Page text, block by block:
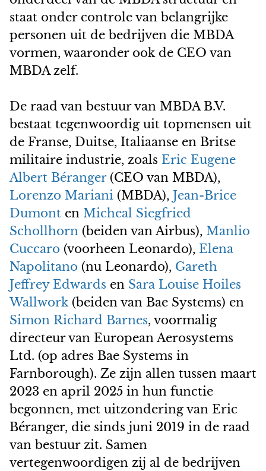
staat onder controle van belangrijke
personen uit de bedrijven die MBDA
vormen, waaronder ook de CEO van
MBDA zelf.
De raad van bestuur van MBDA B.V.
bestaat tegenwoordig uit topmensen uit
de Franse, Duitse, Italiaanse en Britse
militaire industrie, zoals Eric Eugene
Albert Béranger(CEO van MBDA),
Lorenzo Mariani (MBDA), Jean-Brice
Dumont en Micheal Siegfried
Schollhorn (beiden van Airbus), Manlio
Cuccaro (voorheen Leonardo), Elena
Napolitano (nu Leonardo), Gareth
Jeffrey Edwards en Sara Louise Hoiles
Wallwork(beiden van Bae Systems) en
Simon Richard Barnes, voormalig
directeur van European Aerosystems
Ltd. (op adres Bae Systems in
Farnborough). Ze zijn allen tussen maart
2023 en april 2025 in hun functie
begonnen, met uitzondering van Eric
Béranger, die sinds juni 2019 in de raad
van bestuur zit. Samen
vertegenwoordigen zij al de bedrijven